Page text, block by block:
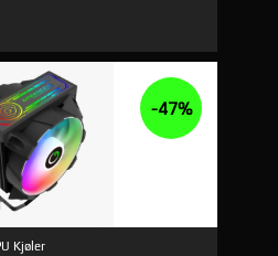
Kjøler
-47%